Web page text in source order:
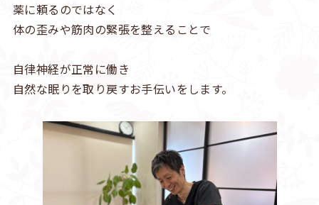
薬に頼るのではなく
体の歪みや筋肉の緊張を整えることで
自律神経が正常に働き
自然な眠りを取り戻すお手伝いをします。